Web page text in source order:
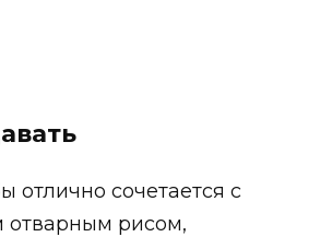
отлично сочетается с
отварным рисом,